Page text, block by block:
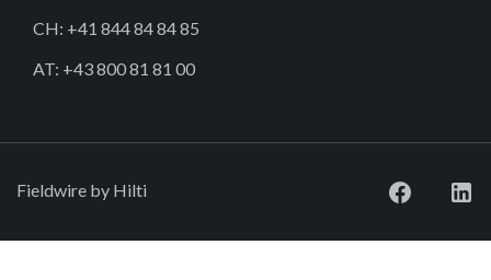
CH: +41 844 84 84 85
AT: +43 800 81 81 00
Fieldwire by Hilti